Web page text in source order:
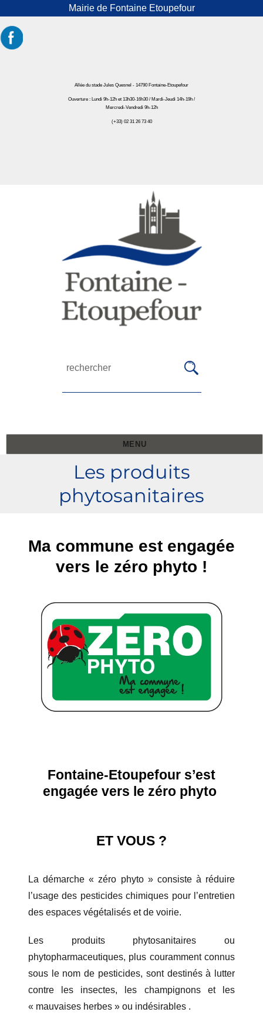
Mairie de Fontaine Etoupefour
Allée du stade Jules Quesnel - 14790 Fontaine-Etoupefour
Ouverture : Lundi 9h-12h et 13h30-16h30 / Mardi-Jeudi 14h-19h /
Mercredi-Vendredi 9h-12h
(+33) 02 31 26 73 40
Mairie de Fontaine Etoupefour
MENU
Les produits
phytosanitaires
Ma commune est engagée
vers le zéro phyto !
Fontaine-Etoupefour s’est
engagée vers le zéro phyto
ET VOUS ?
La démarche « zéro phyto » consiste à réduire
l’usage des pesticides chimiques pour l’entretien
des espaces végétalisés et de voirie.
Les produits phytosanitaires ou
phytopharmaceutiques, plus couramment connus
sous le nom de pesticides, sont destinés à lutter
contre les insectes, les champignons et les
« mauvaises herbes » ou indésirables .